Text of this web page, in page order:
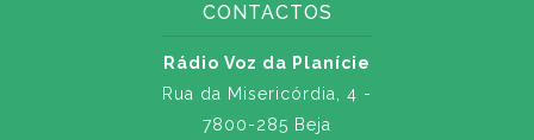
CONTACTOS
Rádio Voz da Planície
Rua da Misericórdia, 4 -
7800-285 Beja